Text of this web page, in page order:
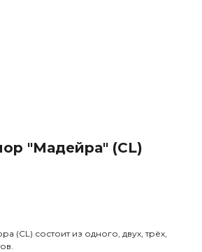
"Мадейра" (CL)
(CL) состоит из одного, двух, трёх,